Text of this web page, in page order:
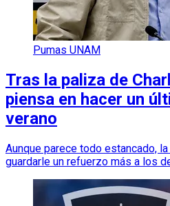
Pumas UNAM
Tras la paliza de
piensa en hacer un
verano
Aunque parece todo estancado,
guardarle un refuerzo más a los